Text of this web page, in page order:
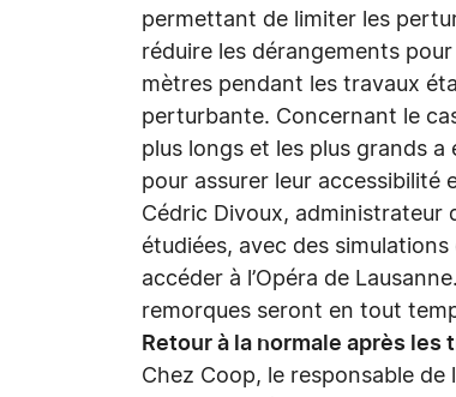
permettant de limiter les
réduire les dérangements
mètres pendant les travaux
perturbante. Concernant le
plus longs et les plus grands a
pour assurer leur accessibilité
Cédric Divoux, administrateur
étudiées, avec des
accéder à l’Opéra de
remorques seront en tout
Retour à la normale après les
Chez Coop, le responsable